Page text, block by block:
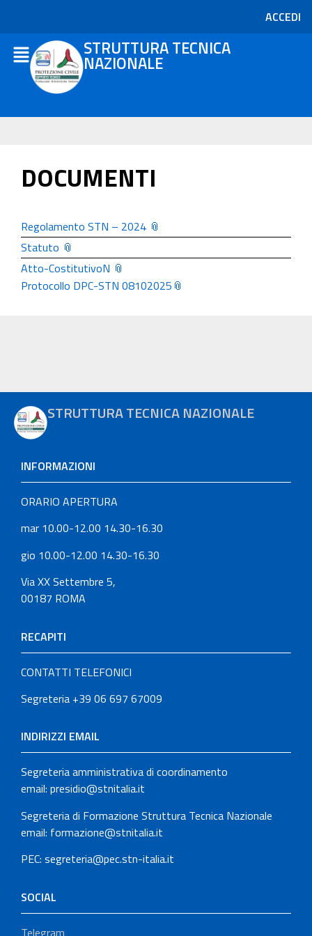
ACCEDI
STRUTTURA TECNICA
NAZIONALE
DOCUMENTI
Regolamento STN – 2024 📎
Statuto 📎
Atto-CostitutivoN 📎
Protocollo DPC-STN 08102025📎
STRUTTURA TECNICA NAZIONALE
INFORMAZIONI
ORARIO APERTURA
mar 10.00-12.00 14.30-16.30
gio 10.00-12.00 14.30-16.30
Via XX Settembre 5,
00187 ROMA
RECAPITI
CONTATTI TELEFONICI
Segreteria +39 06 697 67009
INDIRIZZI EMAIL
Segreteria amministrativa di coordinamento
email: presidio@stnitalia.it
Segreteria di Formazione Struttura Tecnica Nazionale
email: formazione@stnitalia.it
PEC: segreteria@pec.stn-italia.it
SOCIAL
Telegram